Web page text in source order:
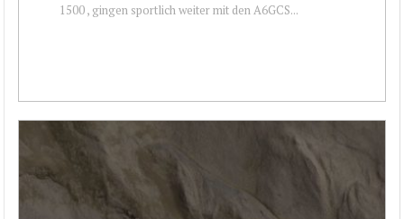
1500 , gingen sportlich weiter mit den A6GCS...